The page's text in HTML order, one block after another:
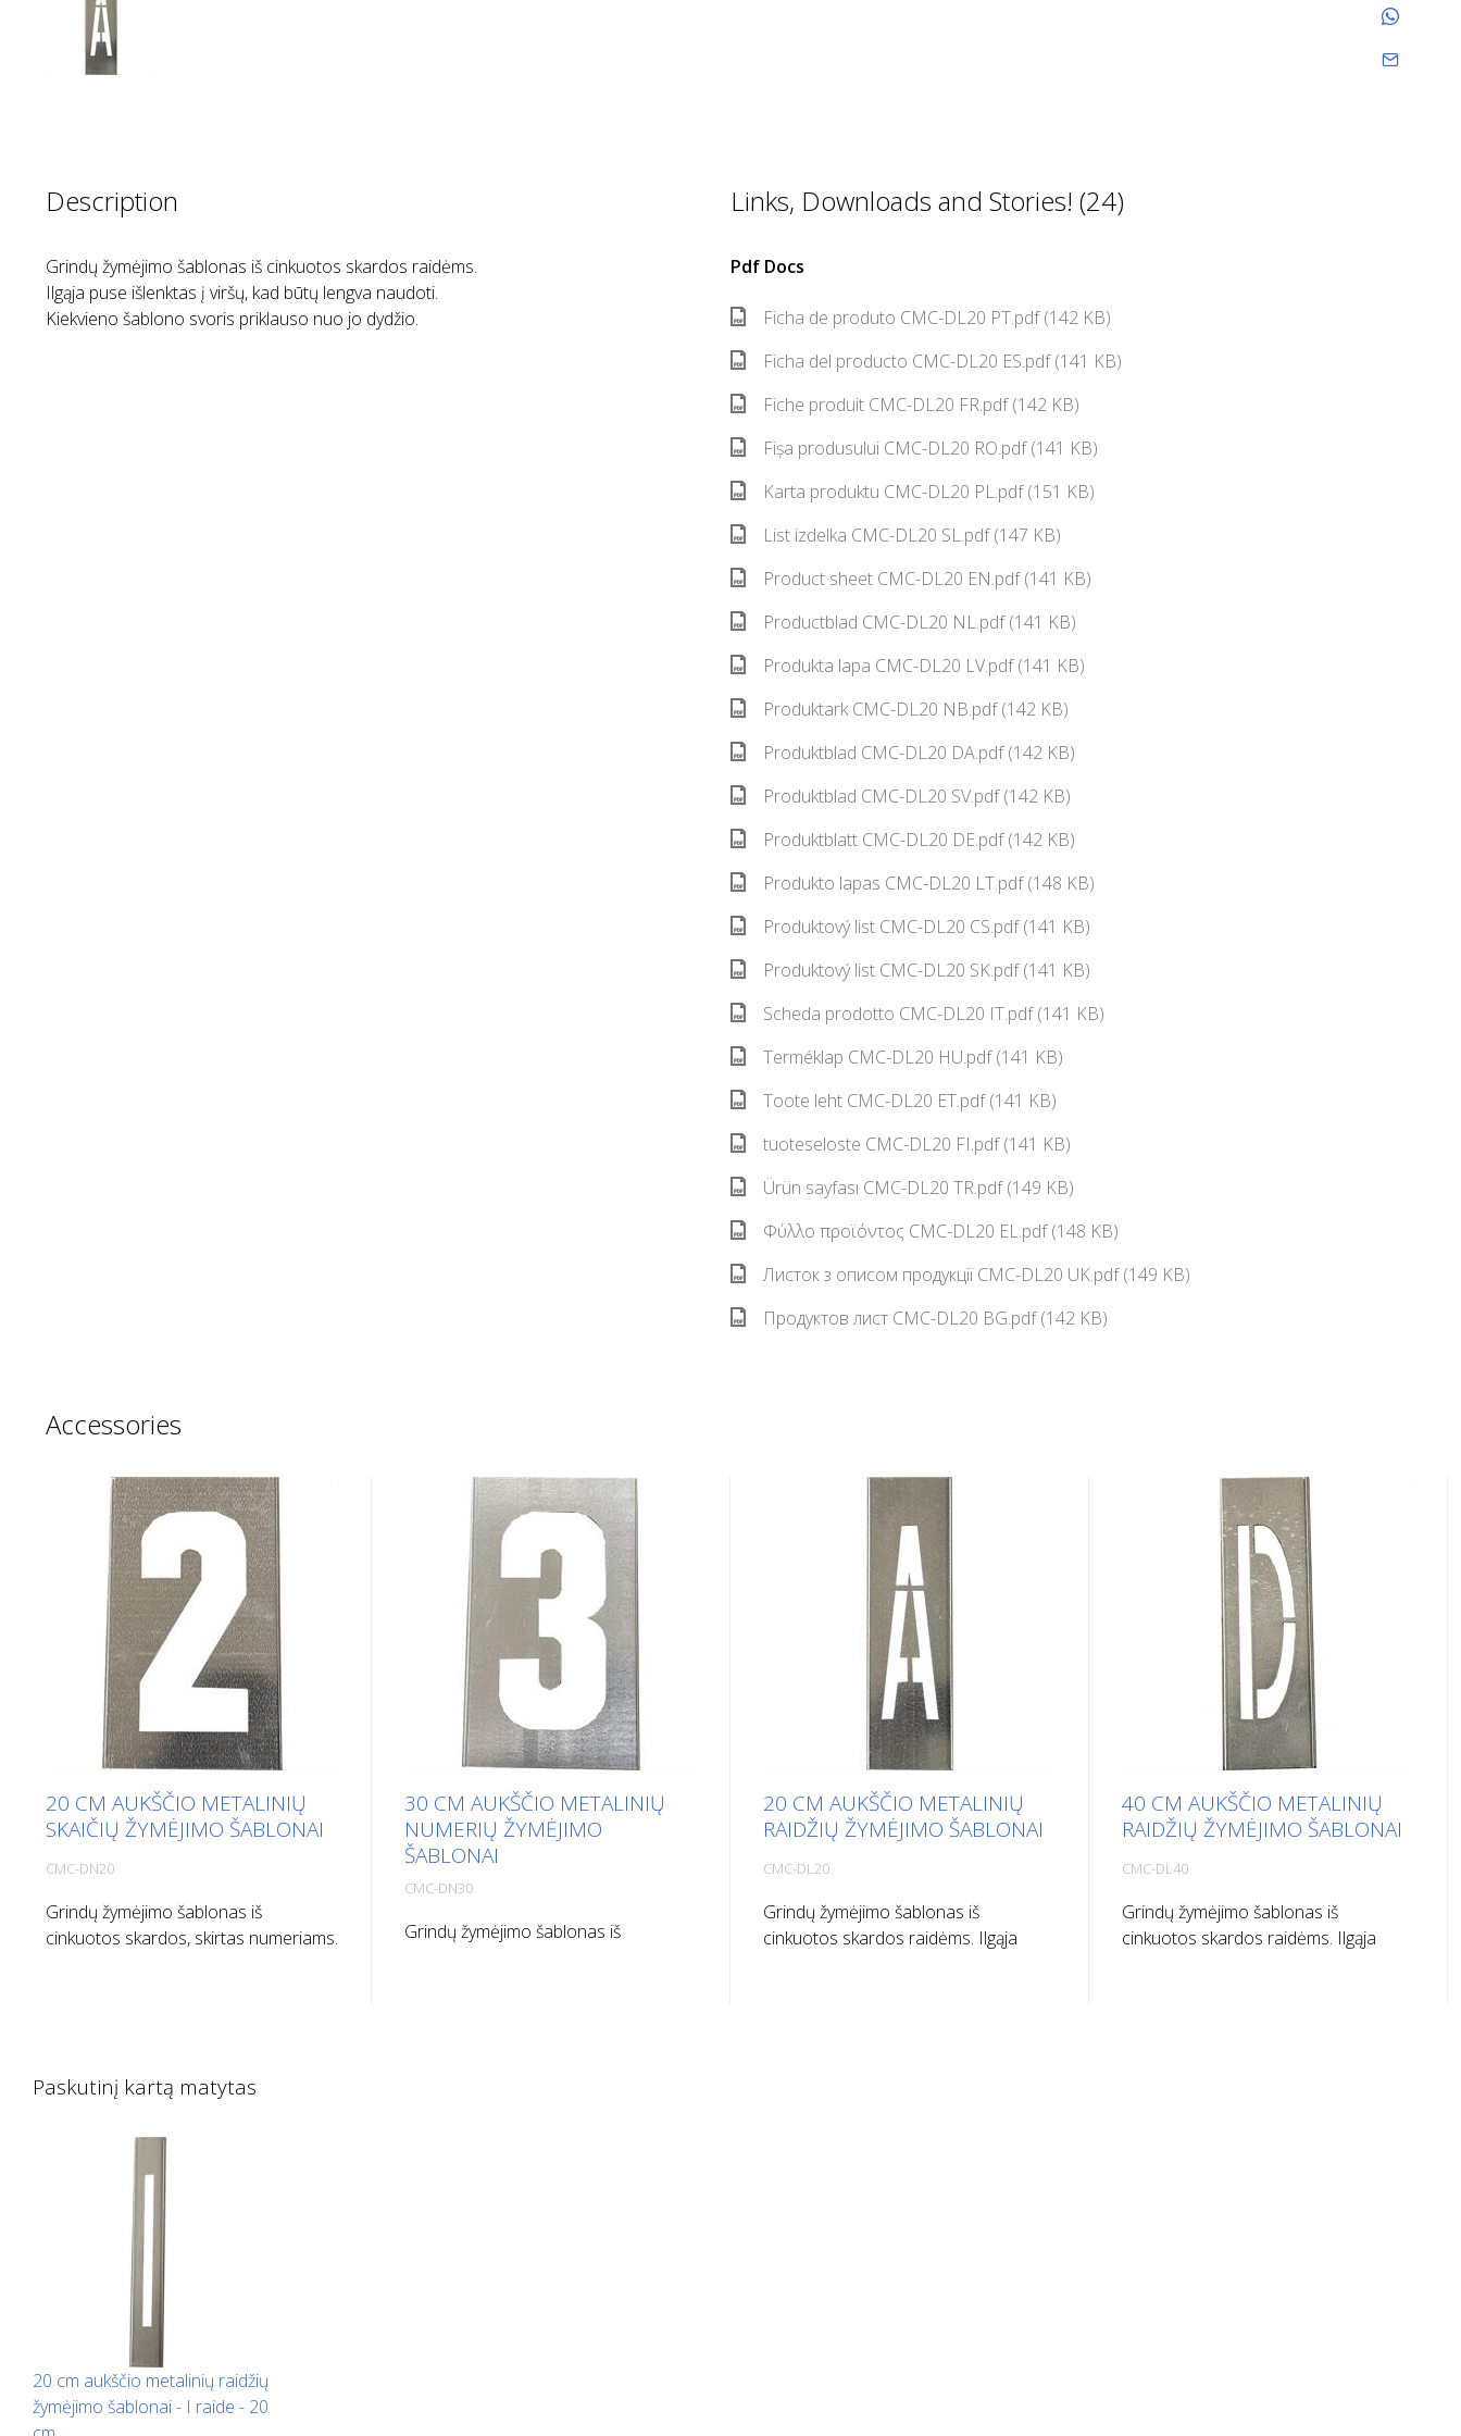
Description
Grindų žymėjimo šablonas iš cinkuotos skardos raidėms.
Ilgąja puse išlenktas į viršų, kad būtų lengva naudoti.
Kiekvieno šablono svoris priklauso nuo jo dydžio.
Links, Downloads and Stories! (24)
Pdf Docs
Ficha de produto CMC-DL20 PT.pdf (142 KB)
Ficha del producto CMC-DL20 ES.pdf (141 KB)
Fiche produit CMC-DL20 FR.pdf (142 KB)
Fișa produsului CMC-DL20 RO.pdf (141 KB)
Karta produktu CMC-DL20 PL.pdf (151 KB)
List izdelka CMC-DL20 SL.pdf (147 KB)
Product sheet CMC-DL20 EN.pdf (141 KB)
Productblad CMC-DL20 NL.pdf (141 KB)
Produkta lapa CMC-DL20 LV.pdf (141 KB)
Produktark CMC-DL20 NB.pdf (142 KB)
Produktblad CMC-DL20 DA.pdf (142 KB)
Produktblad CMC-DL20 SV.pdf (142 KB)
Produktblatt CMC-DL20 DE.pdf (142 KB)
Produkto lapas CMC-DL20 LT.pdf (148 KB)
Produktový list CMC-DL20 CS.pdf (141 KB)
Produktový list CMC-DL20 SK.pdf (141 KB)
Scheda prodotto CMC-DL20 IT.pdf (141 KB)
Terméklap CMC-DL20 HU.pdf (141 KB)
Toote leht CMC-DL20 ET.pdf (141 KB)
tuoteseloste CMC-DL20 FI.pdf (141 KB)
Ürün sayfası CMC-DL20 TR.pdf (149 KB)
Φύλλο προϊόντος CMC-DL20 EL.pdf (148 KB)
Листок з описом продукції CMC-DL20 UK.pdf (149 KB)
Продуктов лист CMC-DL20 BG.pdf (142 KB)
Accessories
20 CM AUKŠČIO METALINIŲ
SKAIČIŲ ŽYMĖJIMO ŠABLONAI
CMC-DN20
Grindų žymėjimo šablonas iš
cinkuotos skardos, skirtas numeriams.
30 CM AUKŠČIO METALINIŲ
NUMERIŲ ŽYMĖJIMO
ŠABLONAI
CMC-DN30
Grindų žymėjimo šablonas iš
20 CM AUKŠČIO METALINIŲ
RAIDŽIŲ ŽYMĖJIMO ŠABLONAI
CMC-DL20
Grindų žymėjimo šablonas iš
cinkuotos skardos raidėms. Ilgąja
40 CM AUKŠČIO METALINIŲ
RAIDŽIŲ ŽYMĖJIMO ŠABLONAI
CMC-DL40
Grindų žymėjimo šablonas iš
cinkuotos skardos raidėms. Ilgąja
Paskutinį kartą matytas
20 cm aukščio metalinių raidžių
žymėjimo šablonai - I raide - 20